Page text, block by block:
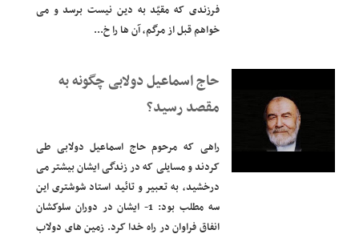
فرزندی که مقیّد به دین نیست برسد و می
خواهم قبل از مرگم، آن ها را خ...
حاج اسماعیل دولابی چگونه به
مقصد رسید؟
راهی که مرحوم حاج اسماعیل دولابی طی
کردند و مسایلی که در زندگی ایشان بیشتر می
درخشید، به تعبیر و تائید استاد شوشتری این
سه مطلب بود: 1- ایشان در دوران سلوکشان
انفاق فراوان در راه خدا کرد. زمین های دولاب